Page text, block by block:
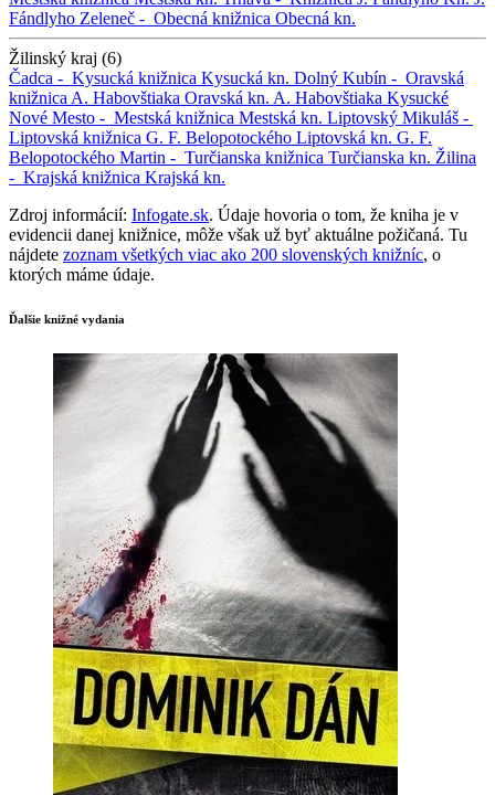
Fándlyho Zeleneč - Obecná knižnica Obecná kn.
Žilinský kraj (6)
Čadca - Kysucká knižnica Kysucká kn. Dolný Kubín - Oravská
knižnica A. Habovštiaka Oravská kn. A. Habovštiaka Kysucké
Nové Mesto - Mestská knižnica Mestská kn. Liptovský Mikuláš -
Liptovská knižnica G. F. Belopotockého Liptovská kn. G. F.
Belopotockého Martin - Turčianska knižnica Turčianska kn. Žilina
- Krajská knižnica Krajská kn.
Zdroj informácií: Infogate.sk. Údaje hovoria o tom, že kniha je v
evidencii danej knižnice, môže však už byť aktuálne požičaná. Tu
nájdete zoznam všetkých viac ako 200 slovenských knižníc, o
ktorých máme údaje.
Ďalšie knižné vydania